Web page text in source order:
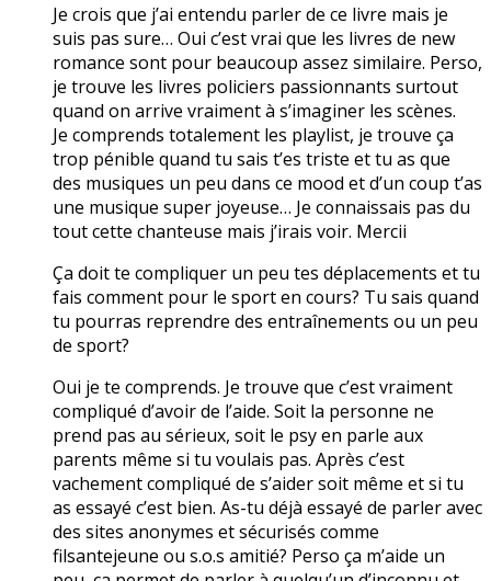
Je crois que j’ai entendu parler de ce livre mais je
suis pas sure… Oui c’est vrai que les livres de new
romance sont pour beaucoup assez similaire. Perso,
je trouve les livres policiers passionnants surtout
quand on arrive vraiment à s’imaginer les scènes.
Je comprends totalement les playlist, je trouve ça
trop pénible quand tu sais t’es triste et tu as que
des musiques un peu dans ce mood et d’un coup t’as
une musique super joyeuse… Je connaissais pas du
tout cette chanteuse mais j’irais voir. Mercii
Ça doit te compliquer un peu tes déplacements et tu
fais comment pour le sport en cours? Tu sais quand
tu pourras reprendre des entraînements ou un peu
de sport?
Oui je te comprends. Je trouve que c’est vraiment
compliqué d’avoir de l’aide. Soit la personne ne
prend pas au sérieux, soit le psy en parle aux
parents même si tu voulais pas. Après c’est
vachement compliqué de s’aider soit même et si tu
as essayé c’est bien. As-tu déjà essayé de parler avec
des sites anonymes et sécurisés comme
filsantejeune ou s.o.s amitié? Perso ça m’aide un